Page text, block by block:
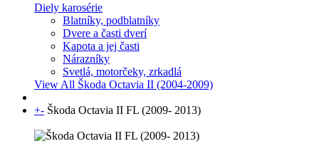
Diely karosérie
Blatníky, podblatníky
Dvere a časti dverí
Kapota a jej časti
Nárazníky
Svetlá, motorčeky, zrkadlá
View All Škoda Octavia II (2004-2009)
+- Škoda Octavia II FL (2009- 2013)